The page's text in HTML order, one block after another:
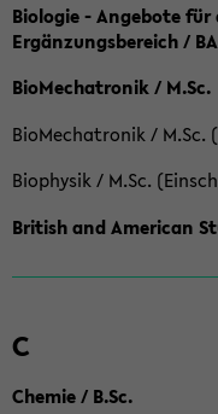
Biologie - Angebote
Ergänzungsbereich /
BioMechatronik / M.Sc.
BioMechatronik / M.Sc.
Biophysik / M.Sc.
British and American
C
Chemie / B.Sc.